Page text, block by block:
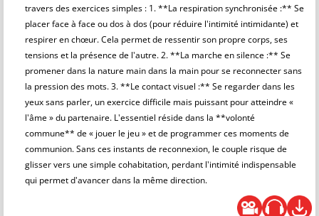
travers des exercices simples : 1. **La respiration synchronisée :** Se
placer face à face ou dos à dos (pour réduire l'intimité intimidante) et
respirer en chœur. Cela permet de ressentir son propre corps, ses
tensions et la présence de l'autre. 2. **La marche en silence :** Se
promener dans la nature main dans la main pour se reconnecter sans
la pression des mots. 3. **Le contact visuel :** Se regarder dans les
yeux sans parler, un exercice difficile mais puissant pour atteindre «
l'âme » du partenaire. L'essentiel réside dans la **volonté
commune** de « jouer le jeu » et de programmer ces moments de
communion. Sans ces instants de reconnexion, le couple risque de
glisser vers une simple cohabitation, perdant l'intimité indispensable
qui permet d'avancer dans la même direction.